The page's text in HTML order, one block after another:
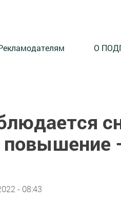
О
- 08:43